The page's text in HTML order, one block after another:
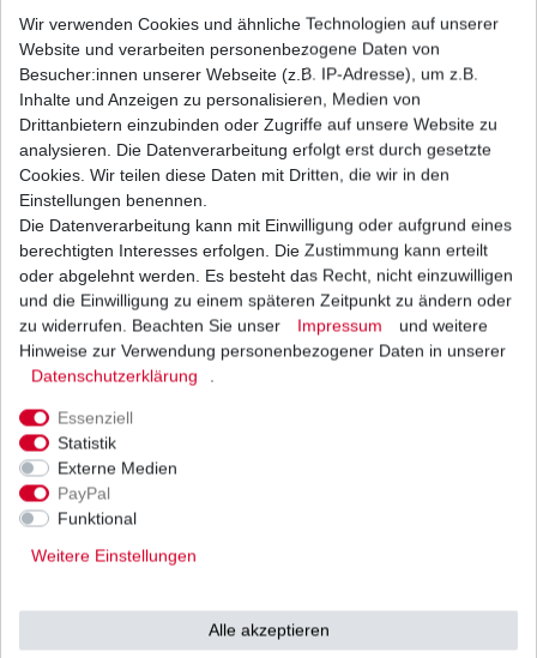
integriertem
Gleichrichter
aus
japanischer
Originalteile -
Herstellung
u.a. von
Shindengen u.v.w.
(Vertrieb durchTourmax / SUN
Wir verwenden Cookies und ähnliche Technologien auf unserer
Website und verarbeiten personenbezogene Daten von
Besucher:innen unserer Webseite (z.B. IP-Adresse), um z.B.
Inhalte und Anzeigen zu personalisieren, Medien von
Drittanbietern einzubinden oder Zugriffe auf unsere Website zu
analysieren. Die Datenverarbeitung erfolgt erst durch gesetzte
Cookies. Wir teilen diese Daten mit Dritten, die wir in den
Einstellungen benennen.
Die Datenverarbeitung kann mit Einwilligung oder aufgrund eines
berechtigten Interesses erfolgen. Die Zustimmung kann erteilt
oder abgelehnt werden. Es besteht das Recht, nicht einzuwilligen
und die Einwilligung zu einem späteren Zeitpunkt zu ändern oder
zu widerrufen. Beachten Sie unser
Impressum
und weitere
Hinweise zur Verwendung personenbezogener Daten in unserer
Daten­schutz­erklärung
Essenziell
Statistik
Externe Medien
PayPal
Funktional
Weitere Einstellungen
Alle akzeptieren